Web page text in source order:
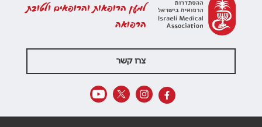
למען הרופאות והרופאים ולטובת
הרפואה
צרו קשר